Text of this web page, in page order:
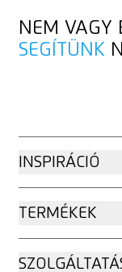
NEM VAGY
SEGÍTÜNK
INSPIRÁCIÓ
TERMÉKEK